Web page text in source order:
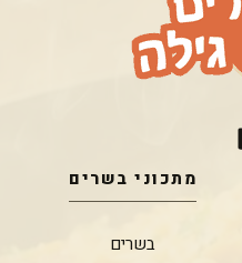
מתכוני בשרים
בשרים